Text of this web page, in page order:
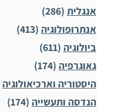
אנגלית (286)
אנתרופולוגיה (413)
ביולוגיה (611)
גאוגרפיה (174)
היסטוריה וארכיאולוגיה
הנדסה ותעשייה (174)